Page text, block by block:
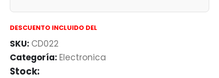
DESCUENTO INCLUIDO DEL
SKU: CD022
Categoría: Electronica
Stock: